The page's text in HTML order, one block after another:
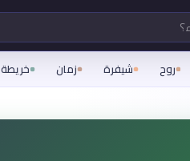
روح شيفرة زمان خريطة